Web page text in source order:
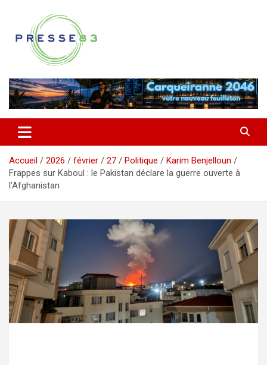
contenu
Presse 83
Accueil 2026 février 27 Politique
Karim Benjelloun
Frappes sur Kaboul : le Pakistan déclare la guerre ouverte à
l’Afghanistan